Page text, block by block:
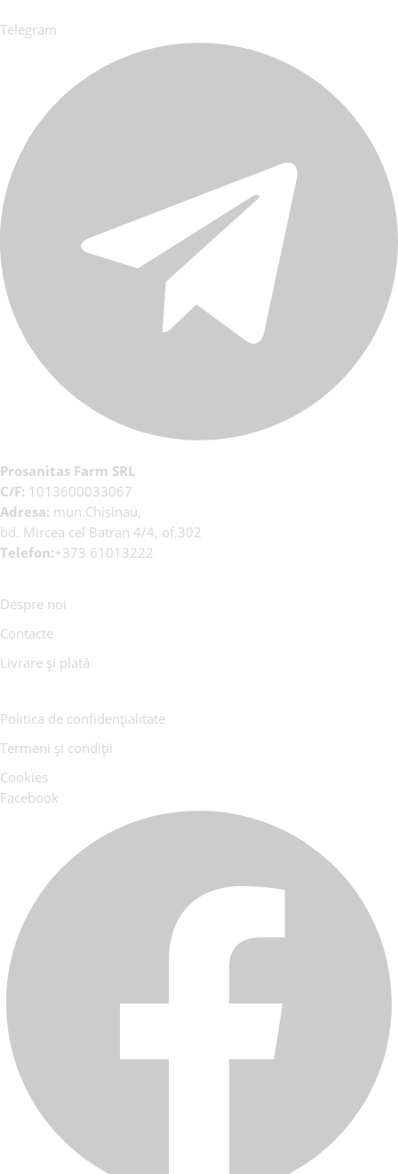
Telegram
Prosanitas Farm SRL
C/F: 1013600033067
Adresa: mun.Chisinau,
bd. Mircea cel Batran 4/4, of.302
Telefon:+373 61013222
Despre noi
Contacte
Livrare și plată
Politica de confidențialitate
Termeni și condiții
Cookies
Facebook